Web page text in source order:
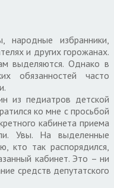
избранники,
и других горожанах.
выделяются. Однако в
обязанностей часто
из педиатров детской
ко мне с просьбой
кабинета приема
Увы. На выделенные
кто так распорядился,
кабинет. Это – ни
средств депутатского